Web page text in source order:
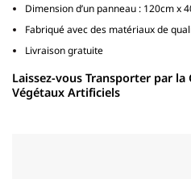
Dimension d’un panneau : 120cm x
Fabriqué avec des matériaux de
Livraison gratuite
Laissez-vous Transporter par la
Végétaux Artificiels